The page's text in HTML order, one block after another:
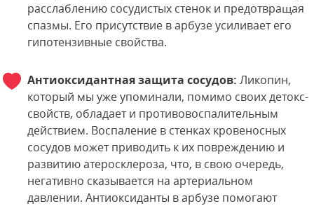
расслаблению сосудистых стенок и предотвращая
спазмы. Его присутствие в арбузе усиливает его
гипотензивные свойства.
Антиоксидантная защита сосудов: Ликопин,
который мы уже упоминали, помимо своих детокс-
свойств, обладает и противовоспалительным
действием. Воспаление в стенках кровеносных
сосудов может приводить к их повреждению и
развитию атеросклероза, что, в свою очередь,
негативно сказывается на артериальном
давлении. Антиоксиданты в арбузе помогают